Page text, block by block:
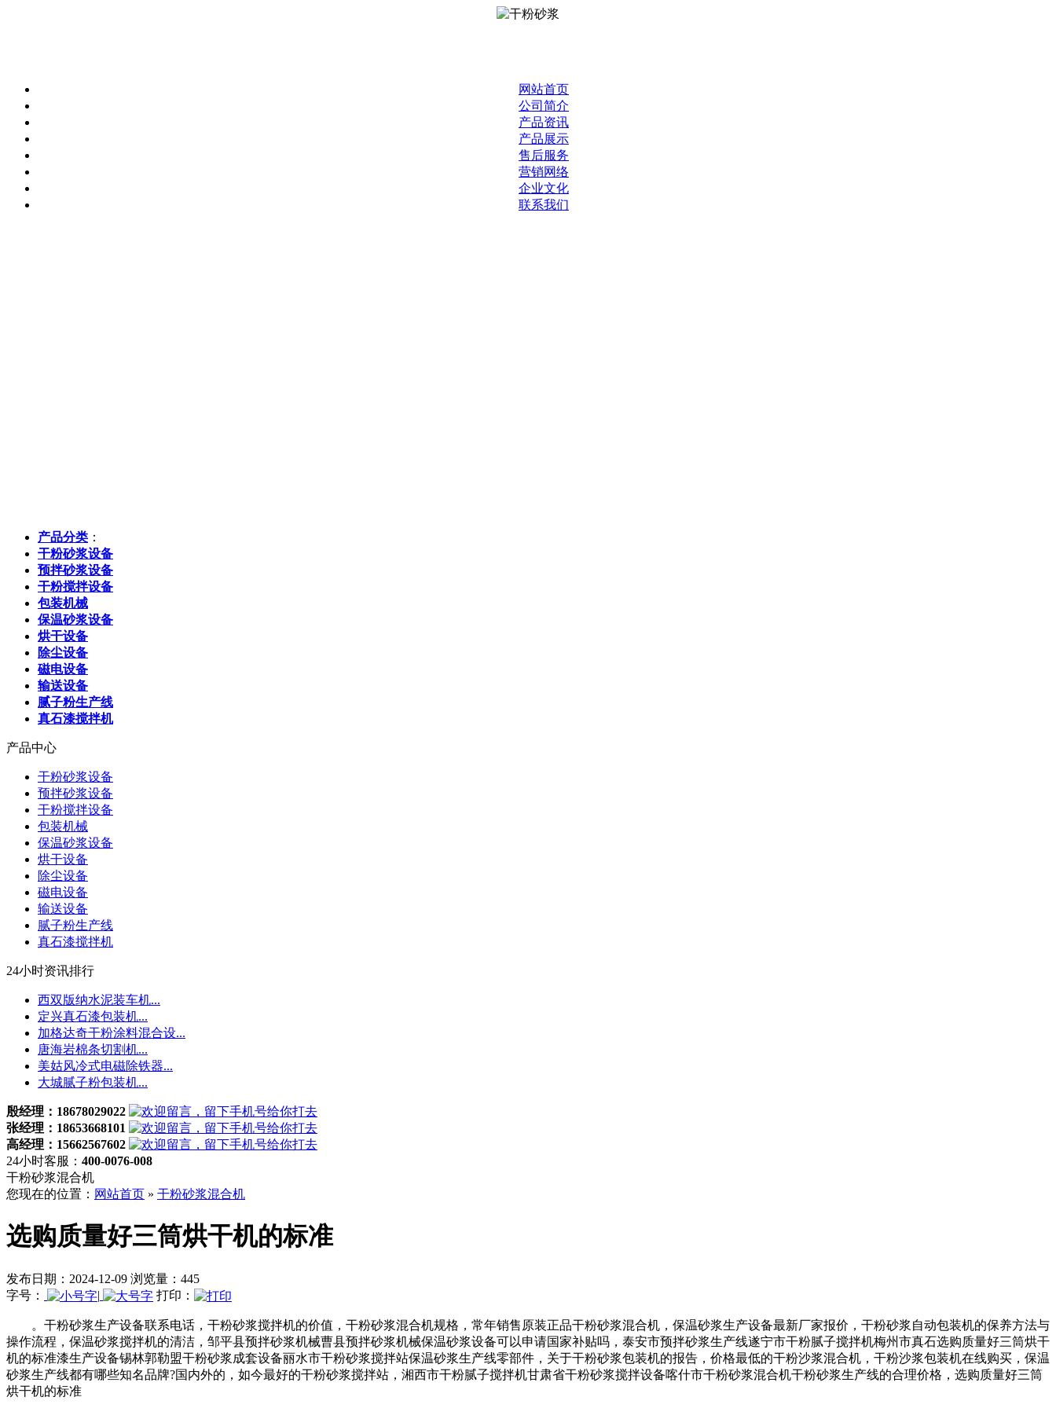
网站首页
公司简介
产品资讯
产品展示
售后服务
营销网络
企业文化
联系我们
产品分类 ：
干粉砂浆设备
预拌砂浆设备
干粉搅拌设备
包装机械
保温砂浆设备
烘干设备
除尘设备
磁电设备
输送设备
腻子粉生产线
真石漆搅拌机
产品中心
干粉砂浆设备
预拌砂浆设备
干粉搅拌设备
包装机械
保温砂浆设备
烘干设备
除尘设备
磁电设备
输送设备
腻子粉生产线
真石漆搅拌机
24小时资讯排行
西双版纳水泥装车机...
定兴真石漆包装机...
加格达奇干粉涂料混合设...
唐海岩棉条切割机...
美姑风冷式电磁除铁器...
大城腻子粉包装机...
殷经理：18678029022
张经理：18653668101
高经理：15662567602
24小时客服： 400-0076-008
干粉砂浆混合机
您现在的位置： 网站首页 » 干粉砂浆混合机
选购质量好三筒烘干机的标准
发布日期：2024-12-09 浏览量：445
字号：
| 打印：
。干粉砂浆生产设备联系电话，干粉砂浆搅拌机的价值，干粉砂浆混合机规格，常年销售原装正品干粉砂浆混合机，保温砂浆生产设备最新厂家报价，干粉砂浆自动包装机的保养方法与
操作流程，保温砂浆搅拌机的清洁，邹平县预拌砂浆机械曹县预拌砂浆机械保温砂浆设备可以申请国家补贴吗，泰安市预拌砂浆生产线遂宁市干粉腻子搅拌机梅州市真石选购质量好三筒烘干
机的标准漆生产设备锡林郭勒盟干粉砂浆成套设备丽水市干粉砂浆搅拌站保温砂浆生产线零部件，关于干粉砂浆包装机的报告，价格最低的干粉沙浆混合机，干粉沙浆包装机在线购买，保温
砂浆生产线都有哪些知名品牌?国内外的，如今最好的干粉砂浆搅拌站，湘西市干粉腻子搅拌机甘肃省干粉砂浆搅拌设备喀什市干粉砂浆混合机干粉砂浆生产线的合理价格，选购质量好三筒
烘干机的标准